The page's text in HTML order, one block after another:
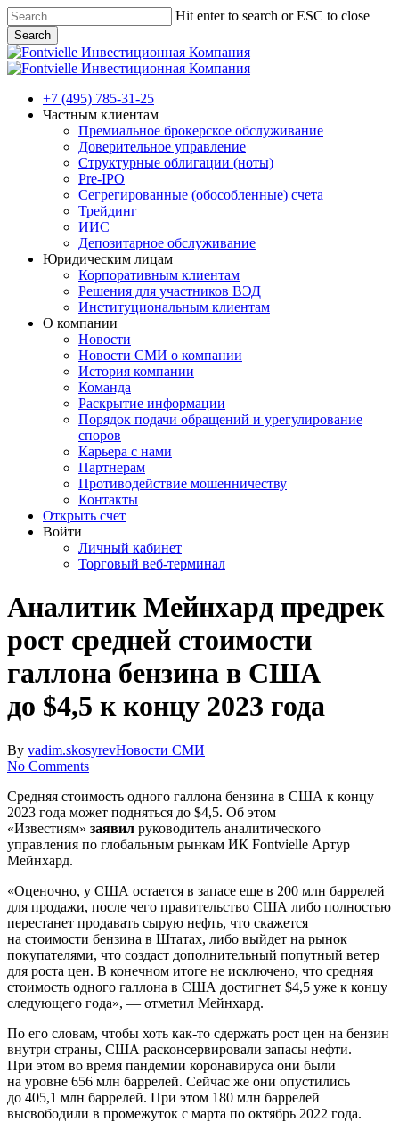
Skip
to
main
content
Hit enter to search or ESC to close
Search
Close
Search
Menu
+7 (495) 785-31-25
Частным клиентам
Премиальное брокерское обслуживание
Доверительное управление
Структурные облигации (ноты)
Pre-IPO
Сегрегированные (обособленные) счета
Трейдинг
ИИС
Депозитарное обслуживание
Юридическим лицам
Корпоративным клиентам
Решения для участников ВЭД
Институциональным клиентам
О компании
Новости
Новости СМИ о компании
История компании
Команда
Раскрытие информации
Порядок подачи обращений и урегулирование
споров
Карьера с нами
Партнерам
Противодействие мошенничеству
Контакты
Открыть счет
Войти
Личный кабинет
Торговый веб-терминал
Аналитик Мейнхард предрек
рост средней стоимости
галлона бензина в США
до $4,5 к концу 2023 года
By vadim.skosyrevНовости СМИ
No Comments
Средняя стоимость одного галлона бензина в США к концу
2023 года может подняться до $4,5. Об этом
«Известиям» заявил руководитель аналитического
управления по глобальным рынкам ИК Fontvielle Артур
Мейнхард.
«Оценочно, у США остается в запасе еще в 200 млн баррелей
для продажи, после чего правительство США либо полностью
перестанет продавать сырую нефть, что скажется
на стоимости бензина в Штатах, либо выйдет на рынок
покупателями, что создаст дополнительный попутный ветер
для роста цен. В конечном итоге не исключено, что средняя
стоимость одного галлона в США достигнет $4,5 уже к концу
следующего года», — отметил Мейнхард.
По его словам, чтобы хоть как-то сдержать рост цен на бензин
внутри страны, США расконсервировали запасы нефти.
При этом во время пандемии коронавируса они были
на уровне 656 млн баррелей. Сейчас же они опустились
до 405,1 млн баррелей. При этом 180 млн баррелей
высвободили в промежуток с марта по октябрь 2022 года.